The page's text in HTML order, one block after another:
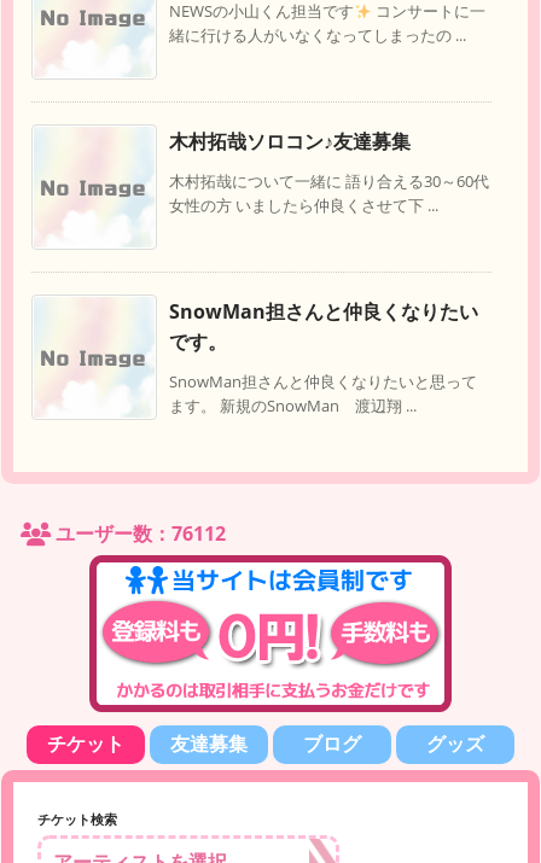
NEWSの小山くん担当です
コンサートに一
緒に行ける人がいなくなってしまったの ...
木村拓哉ソロコン♪友達募集
木村拓哉について一緒に 語り合える30～60代
女性の方 いましたら仲良くさせて下 ...
SnowMan担さんと仲良くなりたい
です。
SnowMan担さんと仲良くなりたいと思って
ます。 新規のSnowMan 渡辺翔 ...
ユーザー数：76112
チケット 友達募集 ブログ グッズ
チケット検索